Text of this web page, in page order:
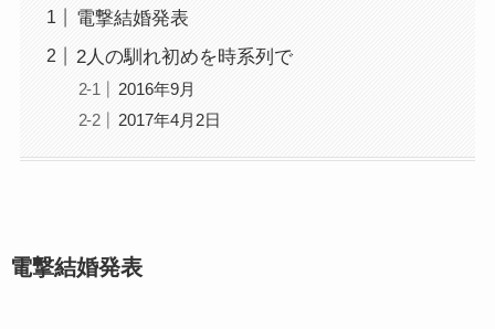
電撃結婚発表
2人の馴れ初めを時系列で
2016年9月
2017年4月2日
電撃結婚発表